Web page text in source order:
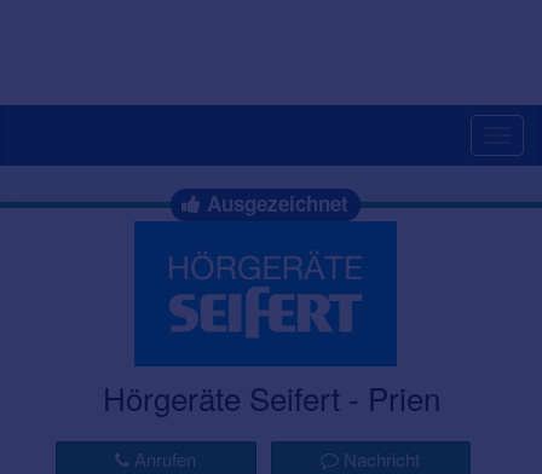
Ausgezeichnet
Hörgeräte Seifert - Prien
Anrufen Nachricht